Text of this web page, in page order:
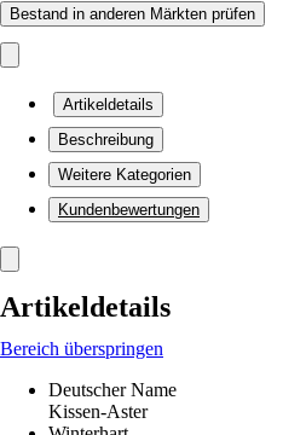
Bestand in anderen Märkten prüfen
Artikeldetails
Beschreibung
Weitere Kategorien
Kundenbewertungen
Artikeldetails
Bereich überspringen
Deutscher Name
Kissen-Aster